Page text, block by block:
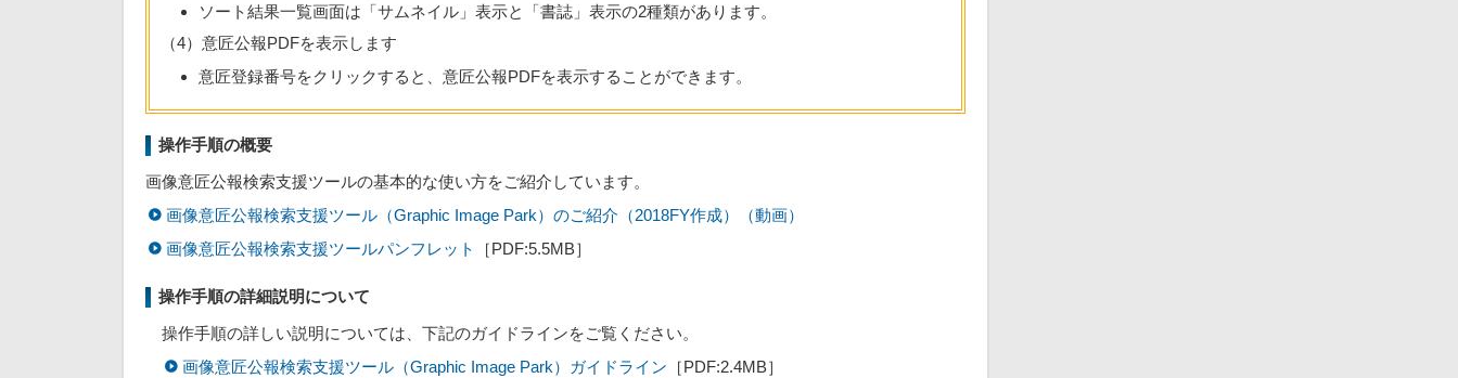
ソート結果一覧画面は「サムネイル」表示と「書誌」表示の2種類があります。
（4）意匠公報PDFを表示します
意匠登録番号をクリックすると、意匠公報PDFを表示することができます。
操作手順の概要
画像意匠公報検索支援ツールの基本的な使い方をご紹介しています。
画像意匠公報検索支援ツール（Graphic Image Park）のご紹介（2018FY作成）（動画）
画像意匠公報検索支援ツールパンフレット
［PDF:5.5MB］
操作手順の詳細説明について
操作手順の詳しい説明については、下記のガイドラインをご覧ください。
画像意匠公報検索支援ツール（Graphic Image Park）ガイドライン ［PDF:2.4MB］